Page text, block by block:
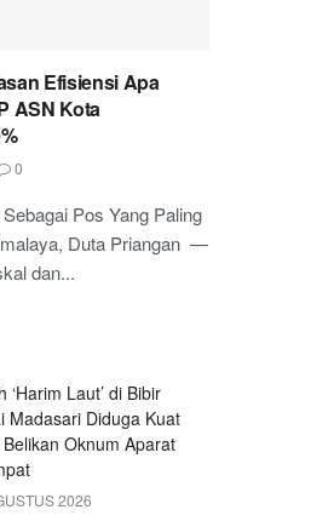
Efisiensi Apa
ASN Kota
0
Pos Yang Paling
Duta Priangan —
dan...
‘Harim Laut’ di Bibir
Madasari Diduga Kuat
Belikan Oknum Aparat
2026